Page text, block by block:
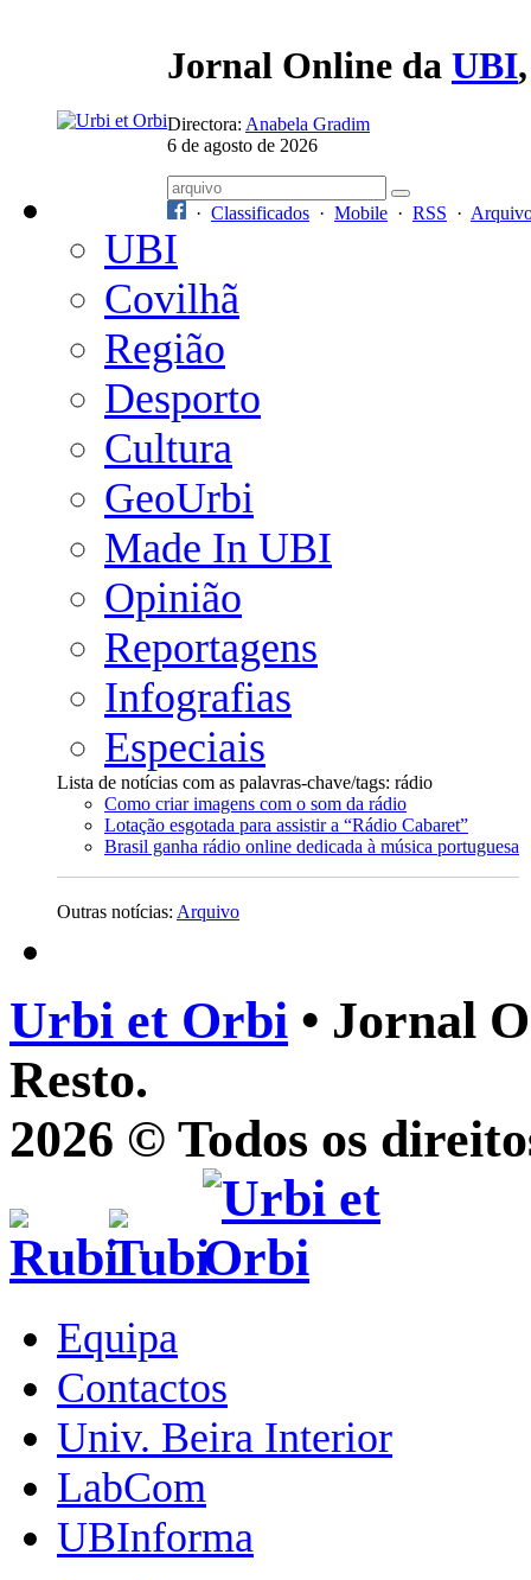
Jornal Online da UBI
Directora: Anabela Gradim
6 de agosto de 2026
· Classificados · Mobile · RSS ·
UBI
Covilhã
Região
Desporto
Cultura
GeoUrbi
Made In UBI
Opinião
Reportagens
Infografias
Especiais
Lista de notícias com as palavras-chave/tags: rádio
Como criar imagens com o som da rádio
Lotação esgotada para assistir a “Rádio Cabaret”
Brasil ganha rádio online dedicada à música portuguesa
Outras notícias: Arquivo
Urbi et Orbi • Jornal
Resto.
2026 © Todos os
Equipa
Contactos
Univ. Beira Interior
LabCom
UBInforma